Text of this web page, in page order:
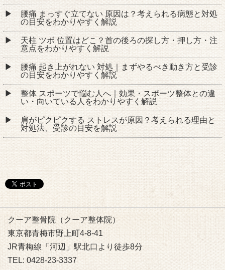
腰痛 まっすぐ立てない 原因は？考えられる病態と対処
の目安をわかりやすく解説
天柱 ツボ 位置はどこ？首の後ろの探し方・押し方・注
意点をわかりやすく解説
腰痛 起き上がれない 対処｜まずやるべき動き方と受診
の目安をわかりやすく解説
整体 スポーツで悩む人へ｜効果・スポーツ整体との違
い・向いている人をわかりやすく解説
肩がピクピクする ストレスが原因？考えられる理由と
対処法、受診の目安を解説
クーア整骨院（クーア整体院）
東京都青梅市野上町4-8-41
JR青梅線「河辺」駅北口より徒歩8分
TEL: 0428-23-3337